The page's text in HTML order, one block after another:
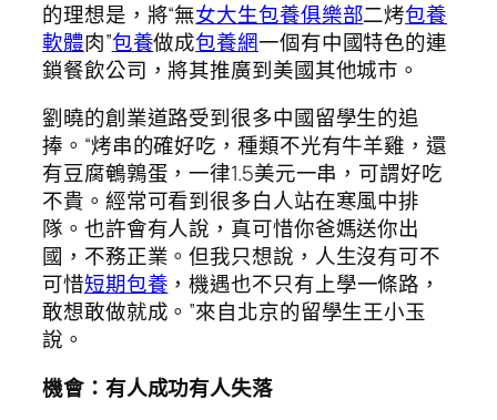
的理想是，將“無女大生包養俱樂部二烤包養
軟體肉”包養做成包養網一個有中國特色的連
鎖餐飲公司，將其推廣到美國其他城市。
劉曉的創業道路受到很多中國留學生的追
捧。“烤串的確好吃，種類不光有牛羊雞，還
有豆腐鵪鶉蛋，一律1.5美元一串，可謂好吃
不貴。經常可看到很多白人站在寒風中排
隊。也許會有人說，真可惜你爸媽送你出
國，不務正業。但我只想說，人生沒有可不
可惜短期包養 ，機遇也不只有上學一條路，
敢想敢做就成。”來自北京的留學生王小玉
說。
機會：有人成功有人失落